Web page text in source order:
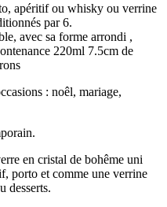
apéritif ou whisky ou verrine
par 6.
avec sa forme arrondi ,
220ml 7.5cm de
: noêl, mariage,
en cristal de bohême uni
porto et comme une verrine
desserts.